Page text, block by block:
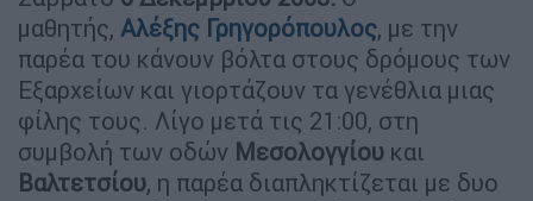
μαθητής, Αλέξης Γρηγορόπουλος, με την
παρέα του κάνουν βόλτα στους δρόμους των
Εξαρχείων και γιορτάζουν τα γενέθλια μιας
φίλης τους. Λίγο μετά τις 21:00, στη
συμβολή των οδών Μεσολογγίου και
Βαλτετσίου, η παρέα διαπληκτίζεται με δυο